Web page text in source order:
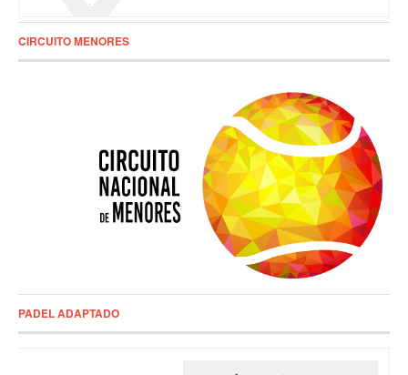
CIRCUITO MENORES
PADEL ADAPTADO